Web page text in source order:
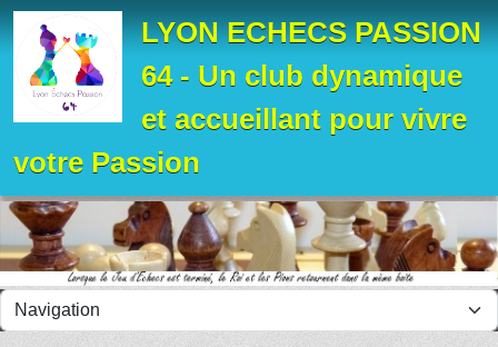
LYON ECHECS PASSION
64 - Un club dynamique
et accueillant pour vivre
votre Passion
Panneau de gestion des cookies